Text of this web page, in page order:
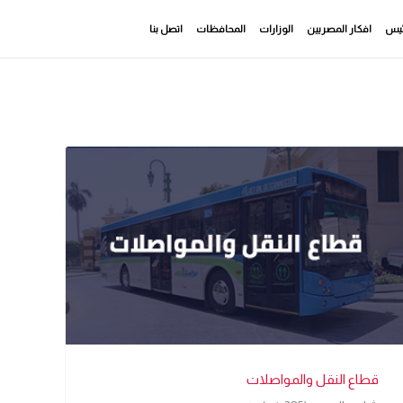
افكار المصريين الوزارات المحافظات اتصل بنا
قطاع النقل والمواصلات